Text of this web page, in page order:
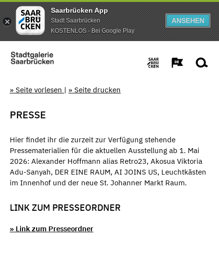
Saarbrücken App
Stadt Saarbrücken
KOSTENLOS - Bei Google Play
ANSEHEN
» Seite vorlesen | » Seite drucken
PRESSE
Hier findet ihr die zurzeit zur Verfügung stehende
Pressematerialien für die aktuellen Ausstellung ab 1. Mai
2026: Alexander Hoffmann alias Retro23, Akosua Viktoria
Adu-Sanyah, DER EINE RAUM, AI JOINS US, Leuchtkästen
im Innenhof und der neue St. Johanner Markt Raum.
LINK ZUM PRESSEORDNER
» Link zum Presseordner